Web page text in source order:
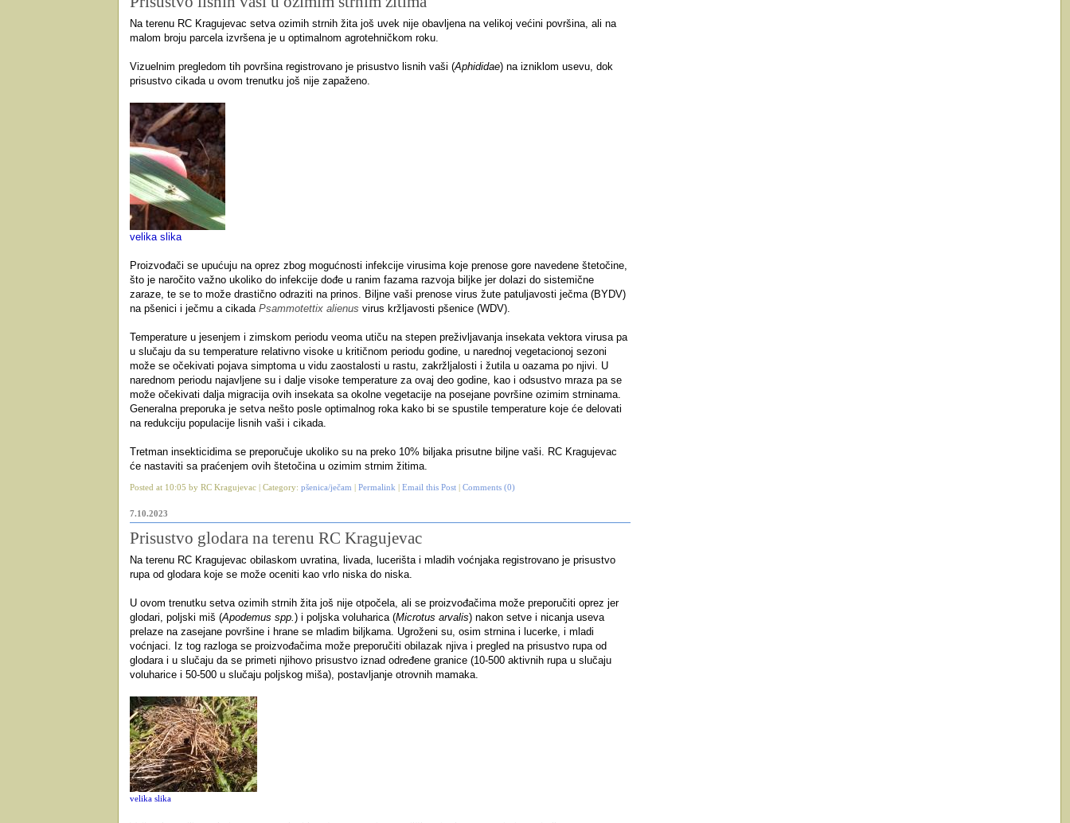
Na terenu RC Kragujevac setva ozimih strnih žita još uvek nije obavljena na velikoj većini površina, ali na
malom broju parcela izvršena je u optimalnom agrotehničkom roku.
Vizuelnim pregledom tih površina registrovano je prisustvo lisnih vaši (Aphididae) na izniklom usevu, dok
prisustvo cikada u ovom trenutku još nije zapaženo.
velika slika
Proizvođači se upućuju na oprez zbog mogućnosti infekcije virusima koje prenose gore navedene štetočine,
što je naročito važno ukoliko do infekcije dođe u ranim fazama razvoja biljke jer dolazi do sistemične
zaraze, te se to može drastično odraziti na prinos. Biljne vaši prenose virus žute patuljavosti ječma (BYDV)
na pšenici i ječmu a cikada Psammotettix alienus virus kržljavosti pšenice (WDV).
Temperature u jesenjem i zimskom periodu veoma utiču na stepen preživljavanja insekata vektora virusa pa
u slučaju da su temperature relativno visoke u kritičnom periodu godine, u narednoj vegetacionoj sezoni
može se očekivati pojava simptoma u vidu zaostalosti u rastu, zakržljalosti i žutila u oazama po njivi. U
narednom periodu najavljene su i dalje visoke temperature za ovaj deo godine, kao i odsustvo mraza pa se
može očekivati dalja migracija ovih insekata sa okolne vegetacije na posejane površine ozimim strninama.
Generalna preporuka je setva nešto posle optimalnog roka kako bi se spustile temperature koje će delovati
na redukciju populacije lisnih vaši i cikada.
Tretman insekticidima se preporučuje ukoliko su na preko 10% biljaka prisutne biljne vaši. RC Kragujevac
će nastaviti sa praćenjem ovih štetočina u ozimim strnim žitima.
Posted at 10:05 by RC Kragujevac | Category: pšenica/ječam Permalink Email this Post Comments (0)
7.10.2023
Prisustvo glodara na terenu RC Kragujevac
Na terenu RC Kragujevac obilaskom uvratina, livada, lucerišta i mladih voćnjaka registrovano je prisustvo
rupa od glodara koje se može oceniti kao vrlo niska do niska.
U ovom trenutku setva ozimih strnih žita još nije otpočela, ali se proizvođačima može preporučiti oprez jer
glodari, poljski miš (Apodemus spp.) i poljska voluharica (Microtus arvalis) nakon setve i nicanja useva
prelaze na zasejane površine i hrane se mladim biljkama. Ugroženi su, osim strnina i lucerke, i mladi
voćnjaci. Iz tog razloga se proizvođačima može preporučiti obilazak njiva i pregled na prisustvo rupa od
glodara i u slučaju da se primeti njihovo prisustvo iznad određene granice (10-500 aktivnih rupa u slučaju
voluharice i 50-500 u slučaju poljskog miša), postavljanje otrovnih mamaka.
velika slika